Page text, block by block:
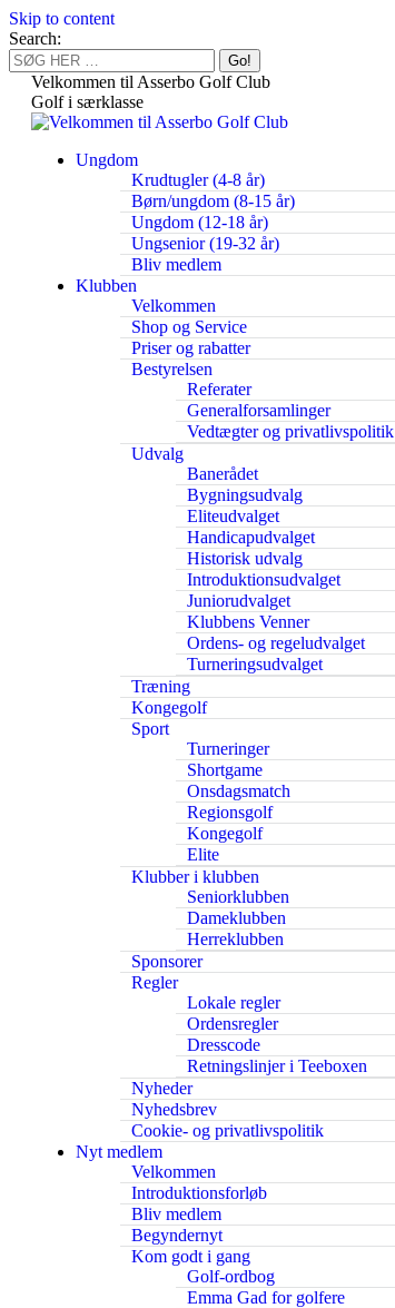
Skip to content
Search:
Velkommen til Asserbo Golf Club
Golf i særklasse
Ungdom
Krudtugler (4-8 år)
Børn/ungdom (8-15 år)
Ungdom (12-18 år)
Ungsenior (19-32 år)
Bliv medlem
Klubben
Velkommen
Shop og Service
Priser og rabatter
Bestyrelsen
Referater
Generalforsamlinger
Vedtægter og privatlivspolitik
Udvalg
Banerådet
Bygningsudvalg
Eliteudvalget
Handicapudvalget
Historisk udvalg
Introduktionsudvalget
Juniorudvalget
Klubbens Venner
Ordens- og regeludvalget
Turneringsudvalget
Træning
Kongegolf
Sport
Turneringer
Shortgame
Onsdagsmatch
Regionsgolf
Kongegolf
Elite
Klubber i klubben
Seniorklubben
Dameklubben
Herreklubben
Sponsorer
Regler
Lokale regler
Ordensregler
Dresscode
Retningslinjer i Teeboxen
Nyheder
Nyhedsbrev
Cookie- og privatlivspolitik
Nyt medlem
Velkommen
Introduktionsforløb
Bliv medlem
Begyndernyt
Kom godt i gang
Golf-ordbog
Emma Gad for golfere